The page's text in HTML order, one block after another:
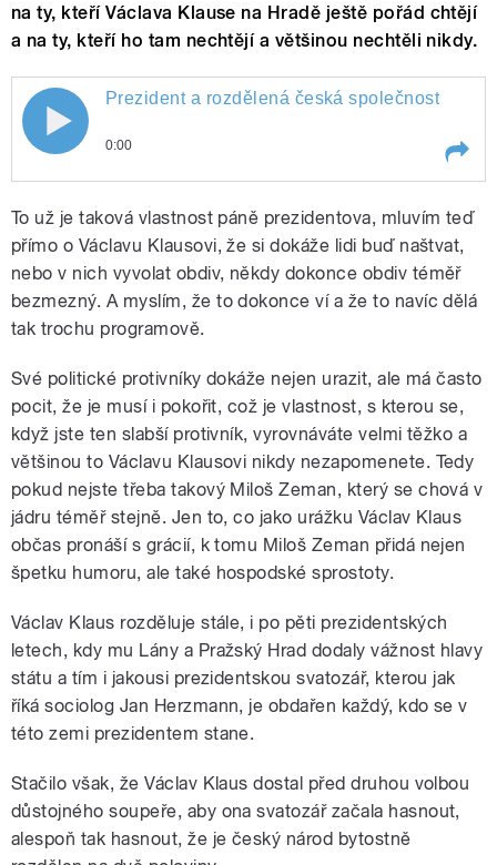
na ty, kteří Václava Klause na Hradě ještě pořád chtějí
a na ty, kteří ho tam nechtějí a většinou nechtěli nikdy.
pause
Prezident a rozdělená česká společnost
0:00
To už je taková vlastnost páně prezidentova, mluvím teď
přímo o Václavu Klausovi, že si dokáže lidi buď naštvat,
nebo v nich vyvolat obdiv, někdy dokonce obdiv téměř
bezmezný. A myslím, že to dokonce ví a že to navíc dělá
tak trochu programově.
Své politické protivníky dokáže nejen urazit, ale má často
pocit, že je musí i pokořit, což je vlastnost, s kterou se,
když jste ten slabší protivník, vyrovnáváte velmi těžko a
většinou to Václavu Klausovi nikdy nezapomenete. Tedy
pokud nejste třeba takový Miloš Zeman, který se chová v
jádru téměř stejně. Jen to, co jako urážku Václav Klaus
občas pronáší s grácií, k tomu Miloš Zeman přidá nejen
špetku humoru, ale také hospodské sprostoty.
Václav Klaus rozděluje stále, i po pěti prezidentských
letech, kdy mu Lány a Pražský Hrad dodaly vážnost hlavy
státu a tím i jakousi prezidentskou svatozář, kterou jak
říká sociolog Jan Herzmann, je obdařen každý, kdo se v
této zemi prezidentem stane.
Stačilo však, že Václav Klaus dostal před druhou volbou
důstojného soupeře, aby ona svatozář začala hasnout,
alespoň tak hasnout, že je český národ bytostně